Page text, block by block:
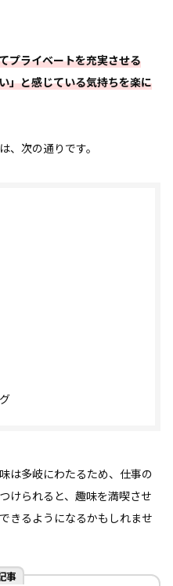
プライベートを充実させる
」と感じている気持ちを楽に
、次の通りです。
は多岐にわたるため、仕事の
けられると、趣味を満喫させ
きるようになるかもしれませ
事